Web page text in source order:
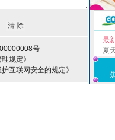
号
规定》
互联网安全的规定》
最
夏